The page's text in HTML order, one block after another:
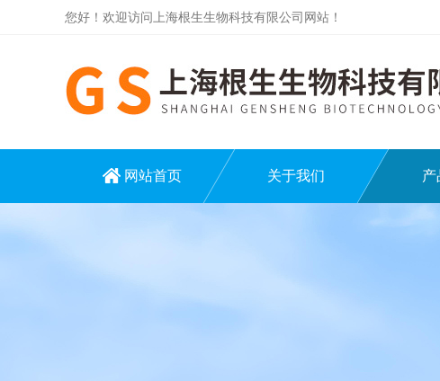
您好！欢迎访问上海根生生物科技有限公司网站！
网站首页 关于我们 产